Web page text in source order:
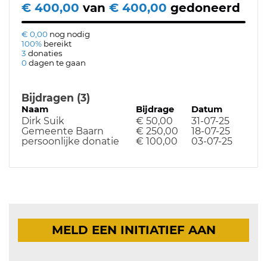
€ 400,00 van € 400,00 gedoneerd
€ 0,00 nog nodig
100% bereikt
3 donaties
0dagen te gaan
Bijdragen (3)
Naam Bijdrage Datum
Dirk Suik € 50,00
31-07-25
Gemeente Baarn
€ 250,00
18-07-25
persoonlijke donatie
€ 100,00 03-07-25
MELD EEN INITIATIEF AAN